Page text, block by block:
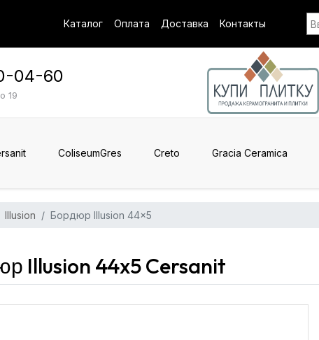
Каталог Оплата Доставка Контакты
04-60
19
ColiseumGres Creto Gracia Ceramica
Illusion Бордюр Illusion 44x5
Illusion 44x5 Cersanit